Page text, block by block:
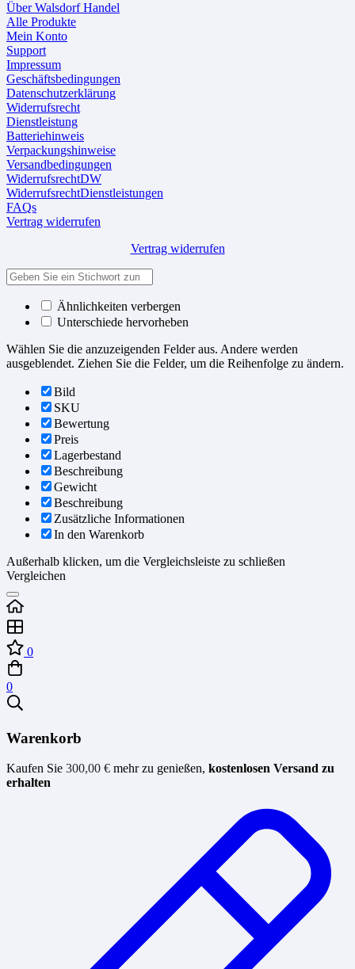
Über Walsdorf Handel
Alle Produkte
Mein Konto
Support
Impressum
Geschäftsbedingungen
Datenschutzerklärung
Widerrufsrecht
Dienstleistung
Batteriehinweis
Verpackungshinweise
Versandbedingungen
WiderrufsrechtDW
WiderrufsrechtDienstleistungen
FAQs
Vertrag widerrufen
Vertrag widerrufen
Ähnlichkeiten verbergen
Unterschiede hervorheben
Wählen Sie die anzuzeigenden Felder aus. Andere werden
ausgeblendet. Ziehen Sie die Felder, um die Reihenfolge zu ändern.
Bild
SKU
Bewertung
Preis
Lagerbestand
Beschreibung
Gewicht
Beschreibung
Zusätzliche Informationen
In den Warenkorb
Außerhalb klicken, um die Vergleichsleiste zu schließen
Vergleichen
0
0
Warenkorb
Kaufen Sie 300,00 € mehr zu genießen, kostenlosen Versand zu
erhalten